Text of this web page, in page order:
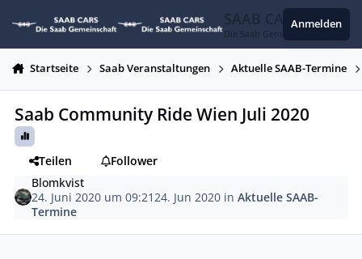
SAAB CARS
Die Saab Gemeinschaft
Anmelden
Startseite Saab Veranstaltungen Aktuelle SAAB-Termine
Saab Community Ride Wien Juli 2020
Teilen
Follower
Blomkvist
24. Juni 2020 um 09:21 24. Jun 2020 inAktuelle SAAB-
Termine